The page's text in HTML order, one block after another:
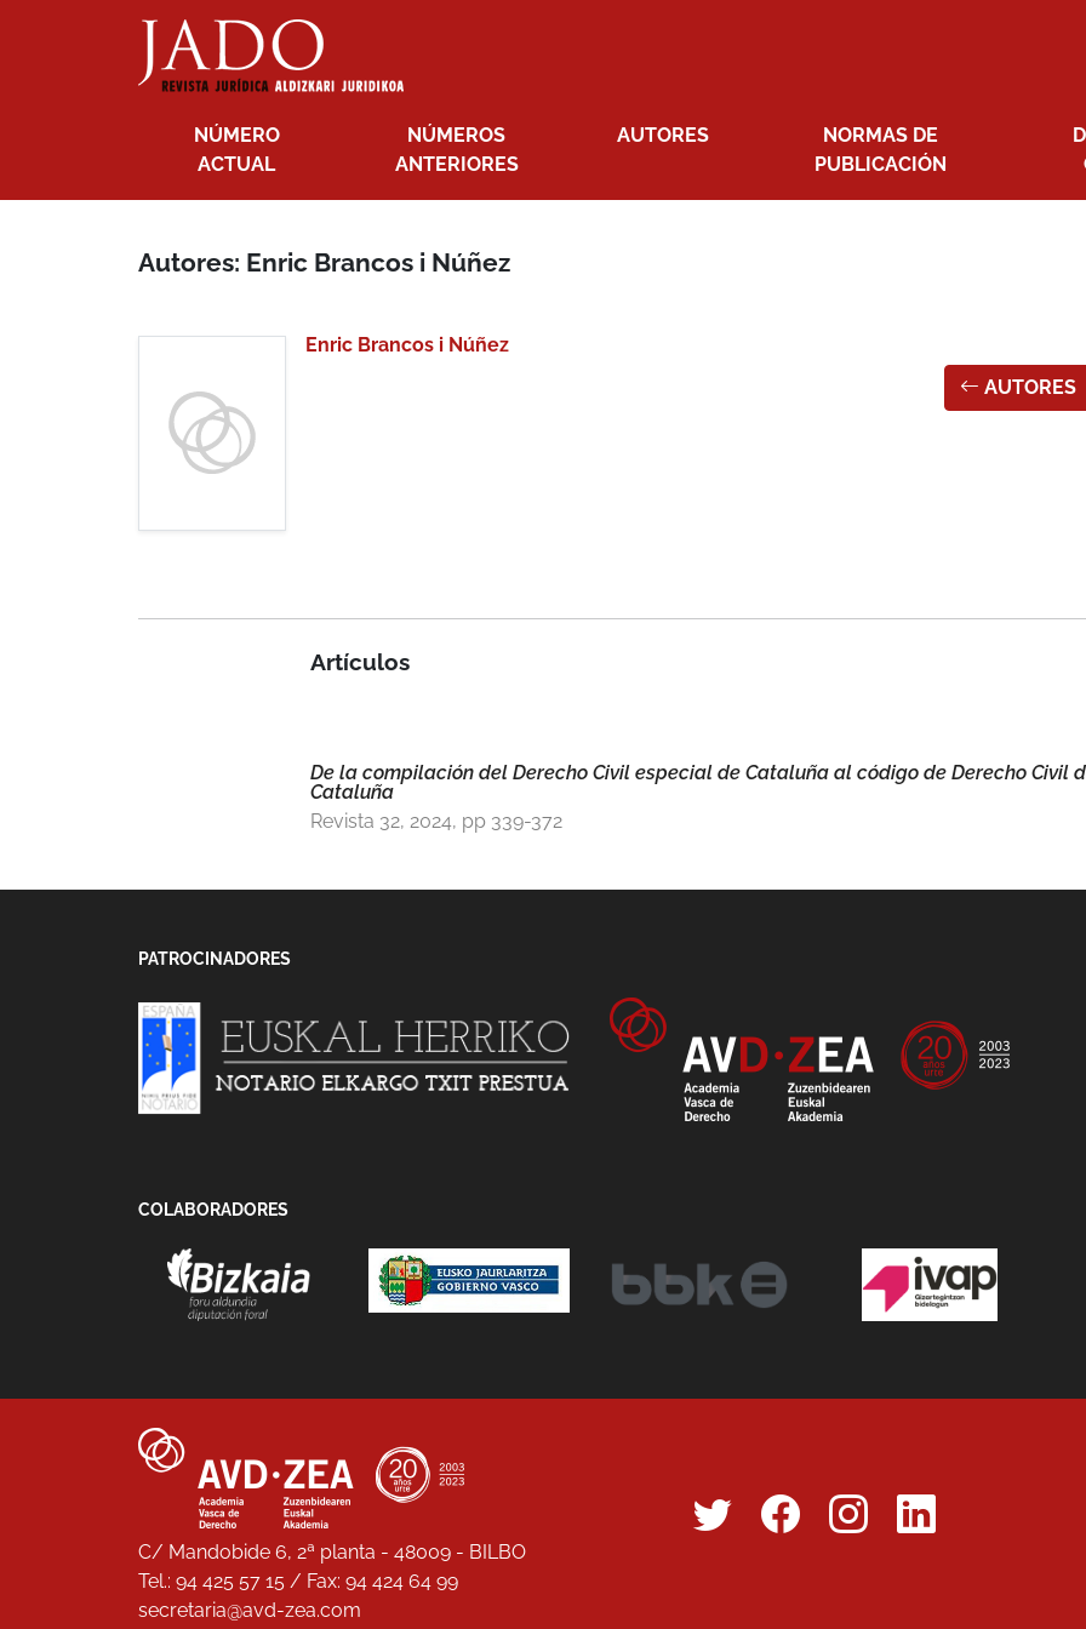
NÚMERO
ACTUAL
NÚMEROS
ANTERIORES
AUTORES
NORMAS DE
PUBLICACIÓN
Autores: Enric Brancos i Núñez
Enric Brancos i Núñez
AUTORES
Artículos
De la compilación del Derecho Civil especial de Cataluña al código de Derecho Civil
Cataluña
Revista 32, 2024, pp 339-372
PATROCINADORES
COLABORADORES
C/ Mandobide 6, 2ª planta - 48009 - BILBO
Tel.: 94 425 57 15 / Fax: 94 424 64 99
secretaria@avd-zea.com